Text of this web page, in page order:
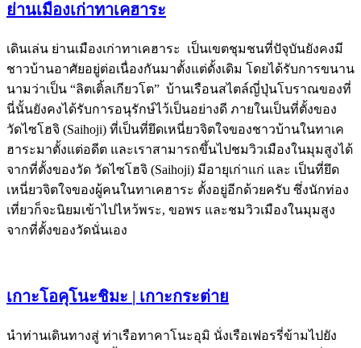
ย่านเมืองเก่าทาเคฮาระ
เดินเล่น ย่านเมืองเก่าทาเคฮาระ เป็นเขตชุมชนที่ปัจุบันยังคงมี
ชาวบ้านอาศัยอยู่ต่อเนื่องกันมาตั้งแต่ดั้งเดิม โดยได้รับการขนาน
นามว่าเป็น “ลิตเติ้ลเกียวโต” บ้านเรือนสไตล์ญี่ปุ่นโบราณของที่
นี่นั้นยังคงได้รับการอนุรักษ์ไว้เป็นอย่างดี ภายในเป็นที่ตั้งของ
วัดไซโฮจิ (Saihoji) ที่เป็นที่ยึดเหนี่ยวจิตใจของชาวบ้านในทาเค
ฮาระมาตั้งแต่อดีต และเราสามารถขึ้นไปชมวิวเมืองในมุมสูงได้
จากที่ตั้งของวัด วัดไซโฮจิ (Saihoji) มีอายุเก่าแก่ และ เป็นที่ยึด
เหนี่ยวจิตใจของผู้คนในทาเคฮาระ ตั้งอยู่อีกด้วยครับ ซึ่งนักท่อง
เที่ยวก็จะนิยมเข้าไปไหว้พระ, ขอพร และชมวิวเมืองในมุมสูง
จากที่ตั้งของวัดนั่นเอง
เกาะโอคุโนะชิมะ | เกาะกระต่าย
นำท่านเดินทางสู่ ท่าเรือทาคาโนะอุมิ นั่งเรือเฟอรรี่ข้ามไปยัง